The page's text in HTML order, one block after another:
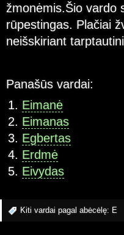
žmonėmis.Šio vardo
rūpestingas. Plačiai
neišskiriant
Panašūs vardai:
Eimanė
Eimanas
Egbertas
Erdmė
Eivydas
Kiti vardai pagal abėcėlę: E